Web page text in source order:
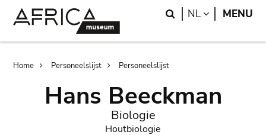
Search
NL LANGUAGE
MENU
Breadcrumb
Home Personeelslijst Personeelslijst
Hans Beeckman
Biologie
Houtbiologie